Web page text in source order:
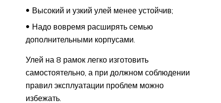
Высокий и узкий улей менее устойчив;
Надо вовремя расширять семью
дополнительными корпусами.
Улей на 8 рамок легко изготовить
самостоятельно, а при должном соблюдении
правил эксплуатации проблем можно
избежать.